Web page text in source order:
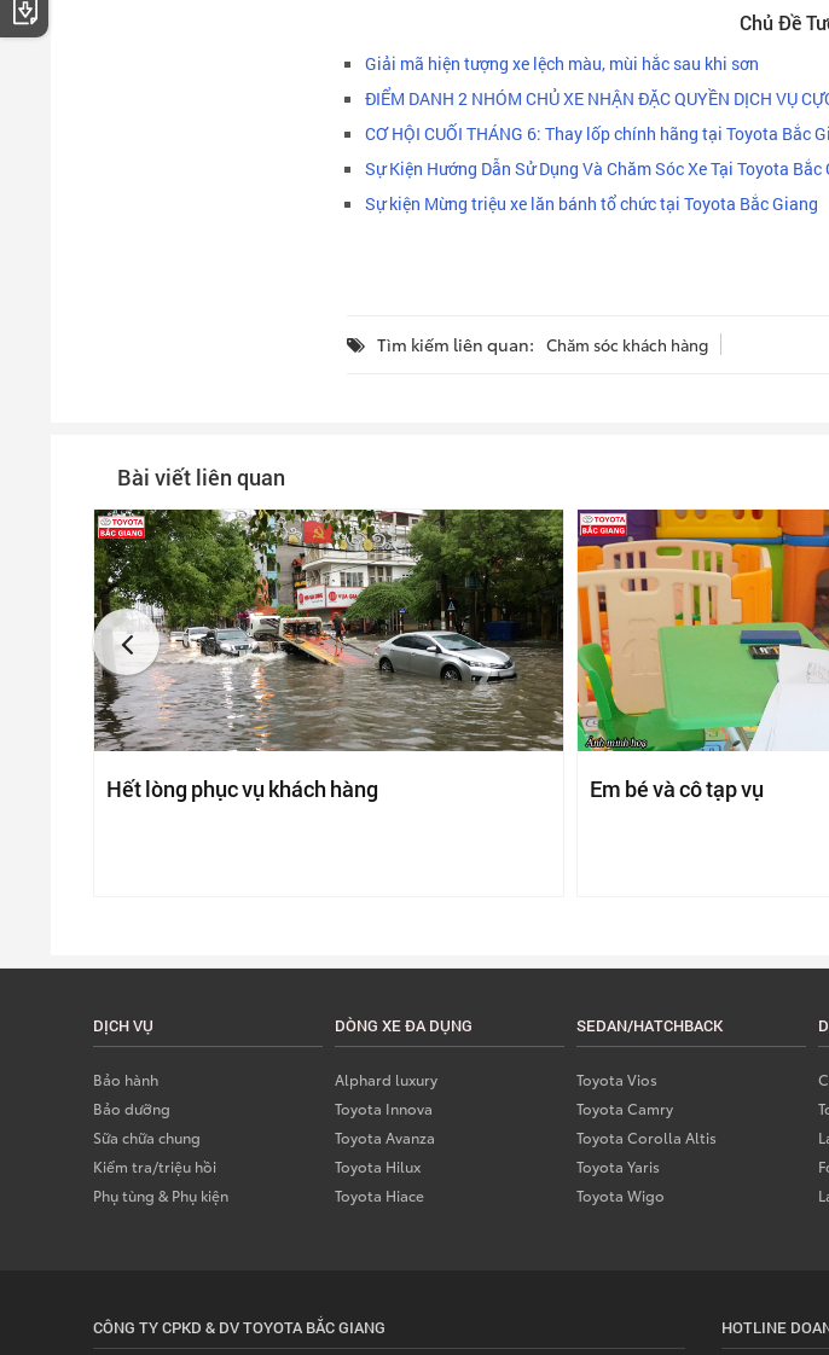
Chủ Đề
Giải mã hiện tượng xe lệch màu, mùi hắc sau khi sơn
ĐIỂM DANH 2 NHÓM CHỦ XE NHẬN ĐẶC QUYỀN DỊCH VỤ
CƠ HỘI CUỐI THÁNG 6: Thay lốp chính hãng tại Toyota Bắc
Sự Kiện Hướng Dẫn Sử Dụng Và Chăm Sóc Xe Tại Toyota Bắc
Sự kiện Mừng triệu xe lăn bánh tổ chức tại Toyota Bắc Giang
Tìm kiếm liên quan: Chăm sóc khách hàng
Bài viết liên quan
Hết lòng phục vụ khách hàng Em bé và cô tạp vụ
DỊCH VỤ
Bảo hành
Bảo dưỡng
Sữa chữa chung
Kiểm tra/triệu hồi
Phụ tùng & Phụ kiện
DÒNG XE ĐA DỤNG
Alphard luxury
Toyota Innova
Toyota Avanza
Toyota Hilux
Toyota Hiace
SEDAN/HATCHBACK
Toyota Vios
Toyota Camry
Toyota Corolla Altis
Toyota Yaris
Toyota Wigo
CÔNG TY CPKD & DV TOYOTA BẮC GIANG HOTLINE